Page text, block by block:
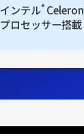
インテル® Celeron
プロセッサー搭載